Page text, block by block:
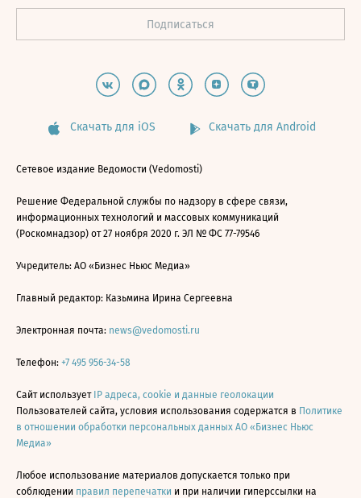
Скачать для iOS Скачать для Android
Сетевое издание Ведомости (Vedomosti)
Решение Федеральной службы по надзору в сфере связи,
информационных технологий и массовых коммуникаций
(Роскомнадзор) от 27 ноября 2020 г. ЭЛ № ФС 77-79546
Учредитель: АО «Бизнес Ньюс Медиа»
Главный редактор: Казьмина Ирина Сергеевна
Электронная почта: news@vedomosti.ru
Телефон: +7 495 956-34-58
Сайт использует IP адреса, cookie и данные геолокации
Пользователей сайта, условия использования содержатся в Политике
в отношении обработки персональных данных АО «Бизнес Ньюс
Медиа»
Любое использование материалов допускается только при
соблюдении правил перепечатки и при наличии гиперссылки на